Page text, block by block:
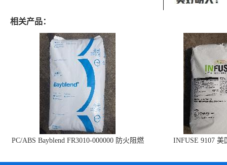
相关产品：
PC/ABS Bayblend FR3010-000000 防火阻燃
INFUSE 9107 美